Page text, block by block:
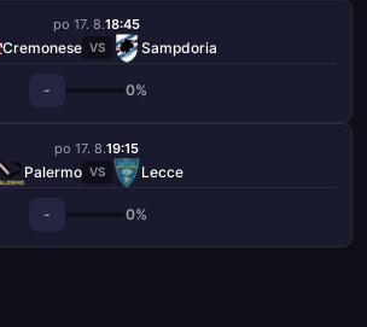
po 17. 8.18:45
Cremonese VS Sampdoria
- 0%
po 17. 8.19:15
Palermo VS Lecce
- 0%